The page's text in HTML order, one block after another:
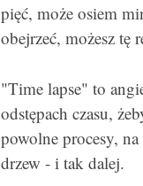
pięć, może osiem
obejrzeć, możesz tę
"Time lapse" to
odstępach czasu,
powolne procesy,
drzew - i tak dalej.